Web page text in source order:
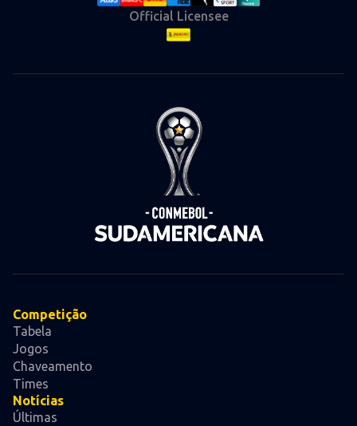
Official Licensee
Competição
Tabela
Jogos
Chaveamento
Times
Notícias
Últimas